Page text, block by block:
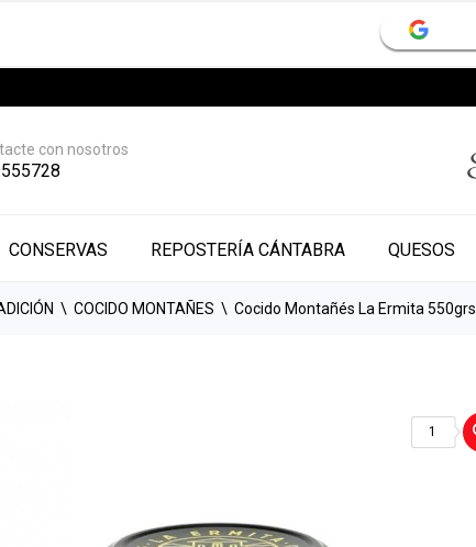
con nosotros
CONSERVAS REPOSTERÍA CÁNTABRA QUESOS
COCIDO MONTAÑES Cocido Montañés La Ermita 550grs
1